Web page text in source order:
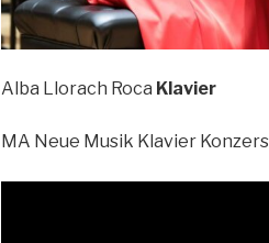
Alba Llorach Roca Klavier
MA Neue Musik Klavier